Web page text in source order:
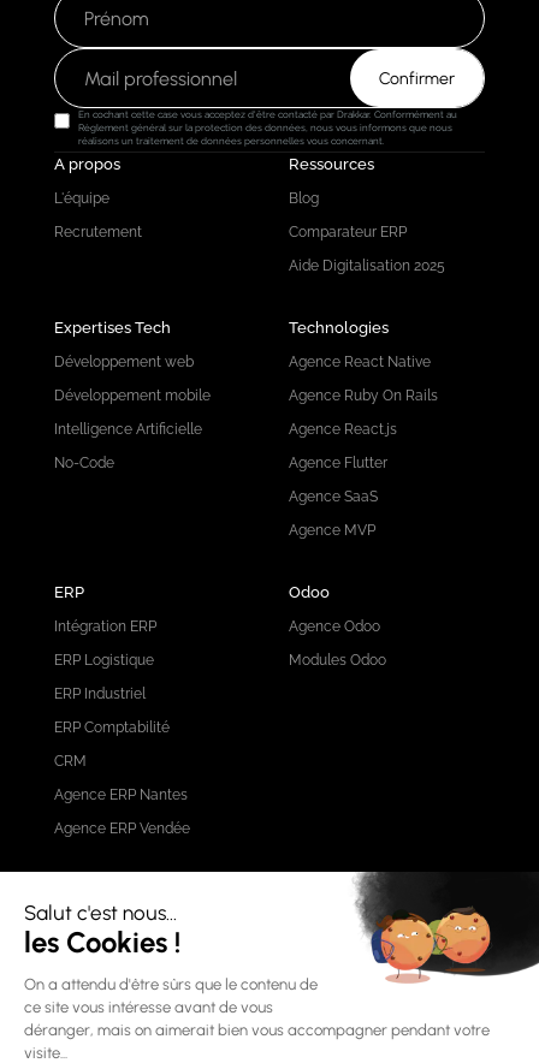
En cochant cette case vous acceptez d'être contacté par Drakkar. Conformément au
Règlement général sur la protection des données, nous vous informons que nous
réalisons un traitement de données personnelles vous concernant.
A propos
L'équipe
Recrutement
Ressources
Blog
Comparateur ERP
Aide Digitalisation 2025
Expertises Tech
Développement web
Développement mobile
Intelligence Artificielle
No-Code
Technologies
Agence React Native
Agence Ruby On Rails
Agence React.js
Agence Flutter
Agence SaaS
Agence MVP
ERP
Intégration ERP
ERP Logistique
ERP Industriel
ERP Comptabilité
CRM
Agence ERP Nantes
Agence ERP Vendée
Odoo
Agence Odoo
Modules Odoo
AnalyseAO
Nos réseaux